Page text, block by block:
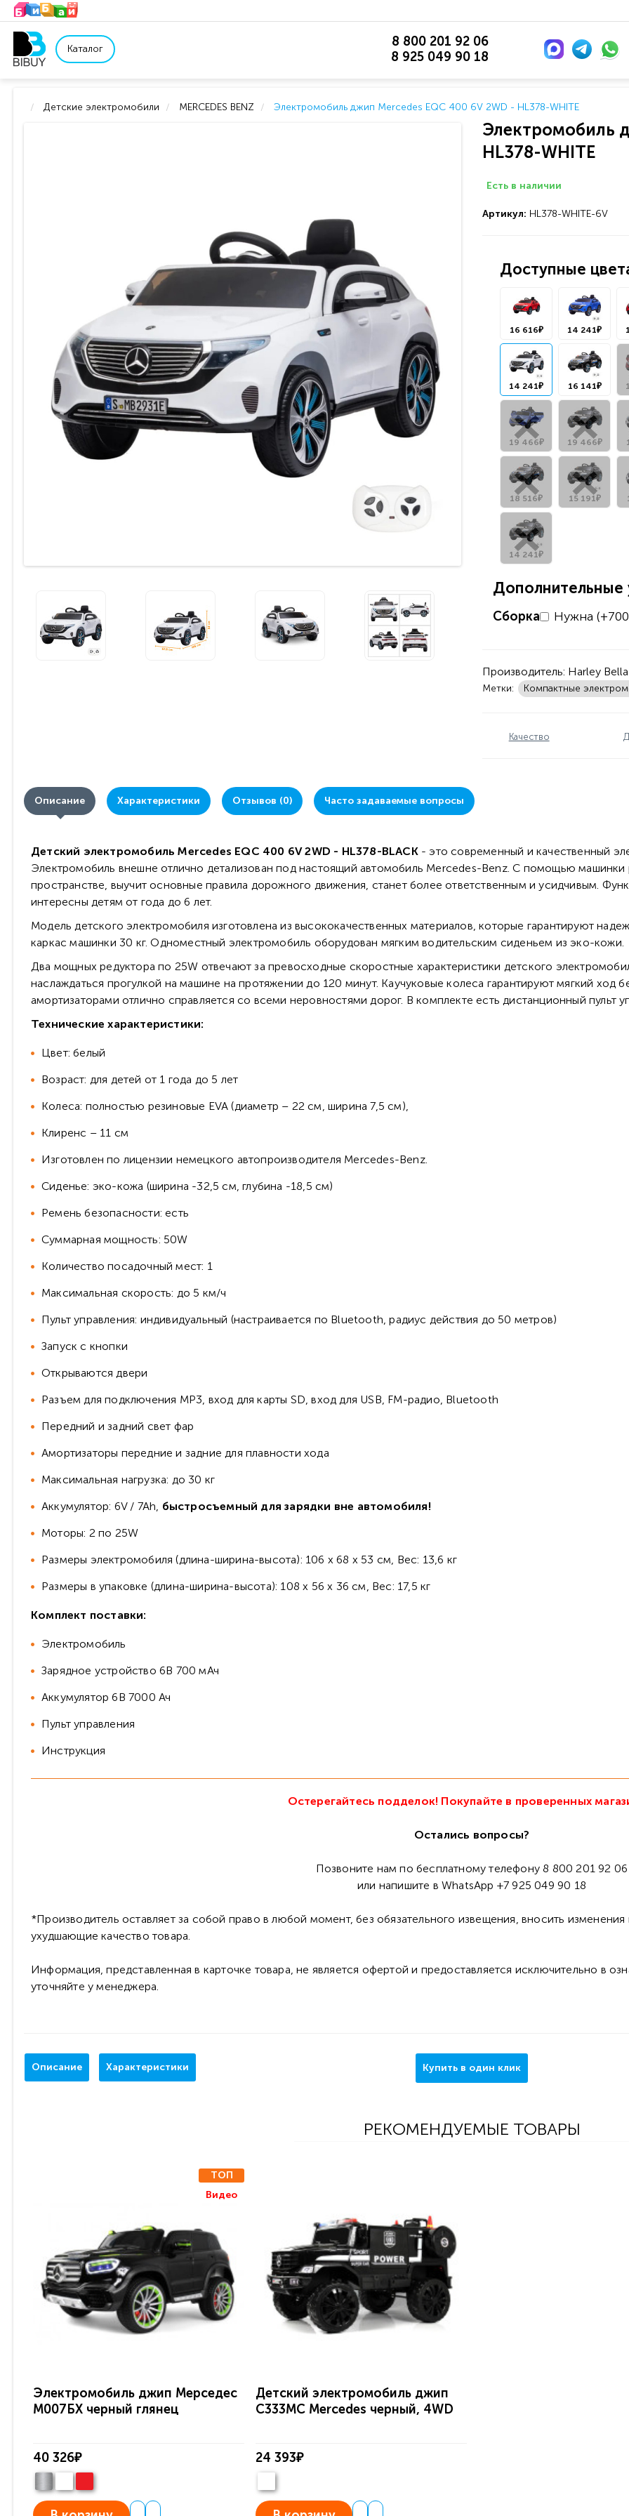
Каталог
8 800 201 92 06
8 925 049 90 18
Детские электромобили MERCEDES BENZ Электромобиль джип Mercedes EQC 400 6V 2WD - HL378-WHITE
Электромобиль
HL378-WHITE
Есть в наличии
Артикул: HL378-WHITE-6V
Доступные
16 616₽ 14 241₽
14 241₽ 16 141₽
19 466₽ 19 466₽
18 516₽ 15 191₽
14 241₽
Дополнительные
Сборка Нужна
Производитель: Harley Bella
Метки: Компактные
Качество
Описание Характеристики Отзывов (0) Часто задаваемые вопросы
Детский электромобиль Mercedes EQC 400 6V 2WD - HL378-BLACK- это современный и качественный
Электромобиль внешне отлично детализован под настоящий автомобиль Mercedes-Benz. С помощью машинки
пространстве, выучит основные правила дорожного движения, станет более ответственным и усидчивым.
интересны детям от года до 6 лет.
Модель детского электромобиля изготовлена из высококачественных материалов, которые гарантируют
каркас машинки 30 кг. Одноместный электромобиль оборудован мягким водительским сиденьем из эко-кожи.
Два мощных редуктора по 25W отвечают за превосходные скоростные характеристики детского
наслаждаться прогулкой на машине на протяжении до 120 минут. Каучуковые колеса гарантируют мягкий ход
амортизаторами отлично справляется со всеми неровностями дорог. В комплекте есть дистанционный пульт
Технические характеристики:
Цвет: белый
Возраст: для детей от 1 года до 5 лет
Колеса: полностью резиновые EVA (диаметр – 22 см, ширина 7,5 см),
Клиренс – 11 см
Изготовлен по лицензии немецкого автопроизводителя Mercedes-Benz.
Сиденье: эко-кожа (ширина -32,5 см, глубина -18,5 см)
Ремень безопасности: есть
Суммарная мощность: 50W
Количество посадочный мест: 1
Максимальная скорость: до 5 км/ч
Пульт управления: индивидуальный (настраивается по Bluetooth, радиус действия до 50 метров)
Запуск с кнопки
Открываются двери
Разъем для подключения MP3, вход для карты SD, вход для USB, FM-радио, Bluetooth
Передний и задний свет фар
Амортизаторы передние и задние для плавности хода
Максимальная нагрузка: до 30 кг
Аккумулятор: 6V / 7Ah, быстросъемный для зарядки вне автомобиля!
Моторы: 2 по 25W
Размеры электромобиля (длина-ширина-высота): 106 х 68 х 53 см, Вес: 13,6 кг
Размеры в упаковке (длина-ширина-высота): 108 х 56 х 36 см, Вес: 17,5 кг
Комплект поставки:
Электромобиль
Зарядное устройство 6В 700 мАч
Аккумулятор 6В 7000 Ач
Пульт управления
Инструкция
Остерегайтесь подделок! Покупайте в проверенных
Остались вопросы?
Позвоните нам по бесплатному телефону 8 800 201 92 06
или напишите в WhatsApp +7 925 049 90 18
*Производитель оставляет за собой право в любой момент, без обязательного извещения, вносить
ухудшающие качество товара.
Информация, представленная в карточке товара, не является офертой и предоставляется исключительно в
уточняйте у менеджера.
Описание Характеристики Купить в один клик
РЕКОМЕНДУЕМЫЕ ТОВАРЫ
ТОП
Видео
Электромобиль джип Мерседес
М007БХ черный глянец
40 326₽
Детский электромобиль джип
C333MC Mercedes черный, 4WD
24 393₽